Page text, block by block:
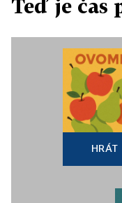
Teď je čas
HRÁT